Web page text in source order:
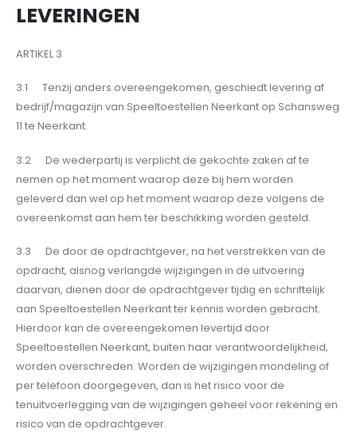
LEVERINGEN
ARTIKEL 3
3.1 Tenzij anders overeengekomen, geschiedt levering af
bedrijf/magazijn van Speeltoestellen Neerkant op Schansweg
11 te Neerkant.
3.2 De wederpartij is verplicht de gekochte zaken af te
nemen op het moment waarop deze bij hem worden
geleverd dan wel op het moment waarop deze volgens de
overeenkomst aan hem ter beschikking worden gesteld.
3.3 De door de opdrachtgever, na het verstrekken van de
opdracht, alsnog verlangde wijzigingen in de uitvoering
daarvan, dienen door de opdrachtgever tijdig en schriftelijk
aan Speeltoestellen Neerkant ter kennis worden gebracht.
Hierdoor kan de overeengekomen levertijd door
Speeltoestellen Neerkant, buiten haar verantwoordelijkheid,
worden overschreden. Worden de wijzigingen mondeling of
per telefoon doorgegeven, dan is het risico voor de
tenuitvoerlegging van de wijzigingen geheel voor rekening en
risico van de opdrachtgever.